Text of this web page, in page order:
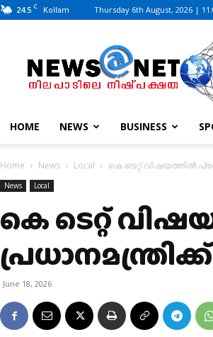
24.5 C Kollam Thursday 6th August, 2026 |
News@Net
|
HOME NEWS BUSINESS
Home News Local കെ ടെറ്റ് വിഷയത്തിൽ
News Local
കെ ടെറ്റ്
June 18, 2026